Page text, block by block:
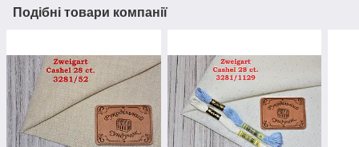
Подібні товари компанії